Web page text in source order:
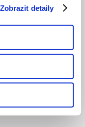
Zobrazit detaily